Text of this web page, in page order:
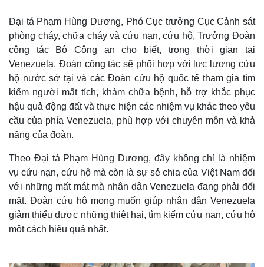
Đại tá Phạm Hùng Dương, Phó Cục trưởng Cục Cảnh sát
phòng cháy, chữa cháy và cứu nạn, cứu hộ, Trưởng Đoàn
công tác Bộ Công an cho biết, trong thời gian tại
Venezuela, Đoàn công tác sẽ phối hợp với lực lượng cứu
hộ nước sở tại và các Đoàn cứu hộ quốc tế tham gia tìm
kiếm người mất tích, khám chữa bệnh, hỗ trợ khắc phục
hậu quả động đất và thực hiện các nhiệm vụ khác theo yêu
cầu của phía Venezuela, phù hợp với chuyên môn và khả
năng của đoàn.
Theo Đại tá Phạm Hùng Dương, đây không chỉ là nhiệm
vụ cứu nạn, cứu hộ mà còn là sự sẻ chia của Việt Nam đối
với những mất mát mà nhân dân Venezuela đang phải đối
mặt. Đoàn cứu hộ mong muốn giúp nhân dân Venezuela
giảm thiểu được những thiệt hại, tìm kiếm cứu nạn, cứu hộ
một cách hiệu quả nhất.